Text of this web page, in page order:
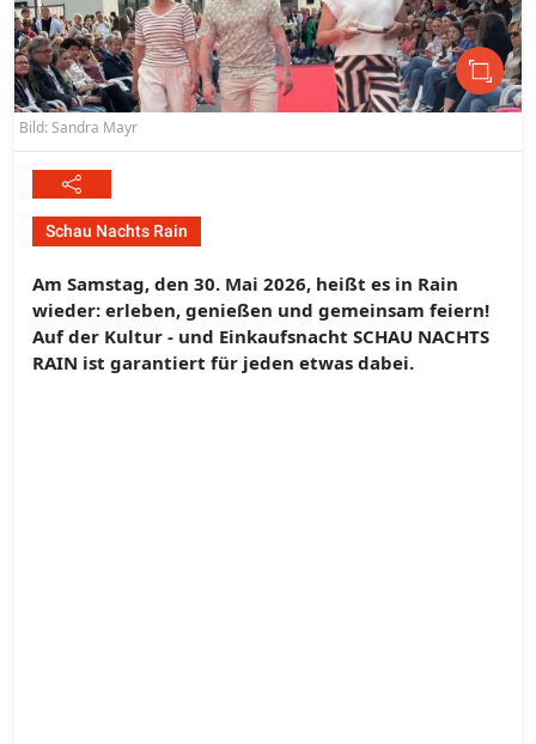
Bild: Sandra Mayr
Schau Nachts Rain
Am Samstag, den 30. Mai 2026, heißt es in Rain
wieder: erleben, genießen und gemeinsam feiern!
Auf der Kultur - und Einkaufsnacht SCHAU NACHTS
RAIN ist garantiert für jeden etwas dabei.